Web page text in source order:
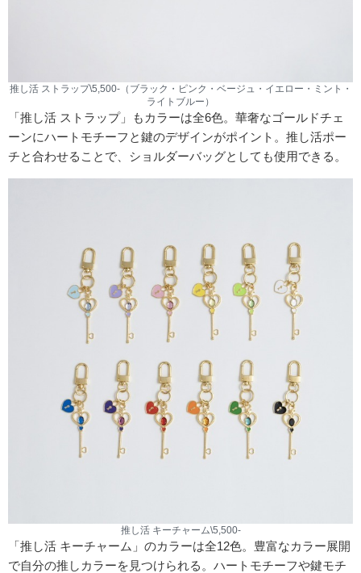
推し活 ストラップ\5,500-（ブラック・ピンク・ベージュ・イエロー・ミント・
ライトブルー）
「推し活 ストラップ」もカラーは全6色。華奢なゴールドチェ
ーンにハートモチーフと鍵のデザインがポイント。推し活ポー
チと合わせることで、ショルダーバッグとしても使用できる。
推し活 キーチャーム\5,500-
「推し活 キーチャーム」のカラーは全12色。豊富なカラー展開
で自分の推しカラーを見つけられる。ハートモチーフや鍵モチ